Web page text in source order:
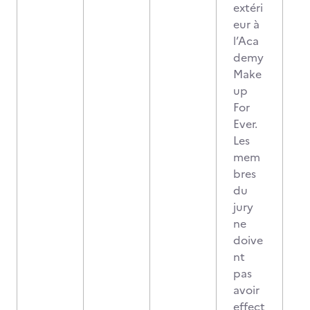
extéri
eur à
l’Aca
demy
Make
up
For
Ever.
Les
mem
bres
du
jury
ne
doive
nt
pas
avoir
effect